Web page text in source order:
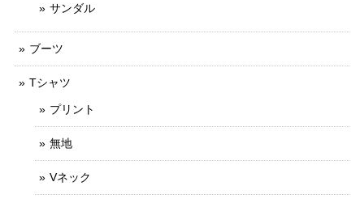
サンダル
ブーツ
Tシャツ
プリント
無地
Vネック